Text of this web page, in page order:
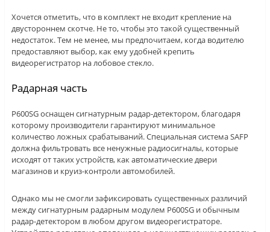
Хочется отметить, что в комплект не входит крепление на
двустороннем скотче. Не то, чтобы это такой существенный
недостаток. Тем не менее, мы предпочитаем, когда водителю
предоставляют выбор, как ему удобней крепить
видеорегистратор на лобовое стекло.
Радарная часть
P600SG оснащен сигнатурным радар-детектором, благодаря
которому производители гарантируют минимальное
количество ложных срабатываний. Специальная система SAFP
должна фильтровать все ненужные радиосигналы, которые
исходят от таких устройств, как автоматические двери
магазинов и круиз-контроли автомобилей.
Однако мы не смогли зафиксировать существенных различий
между сигнатурным радарным модулем P600SG и обычным
радар-детектором в любом другом видеорегистраторе.